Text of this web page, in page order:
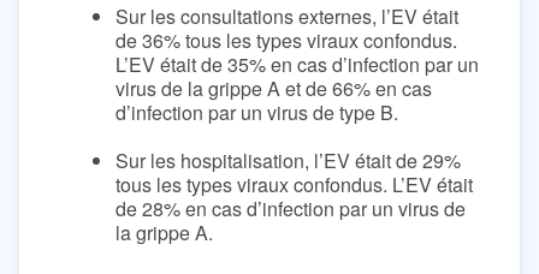
Sur les consultations externes, l’EV était
de 36% tous les types viraux confondus.
L’EV était de 35% en cas d’infection par un
virus de la grippe A et de 66% en cas
d’infection par un virus de type B.
Sur les hospitalisation, l’EV était de 29%
tous les types viraux confondus. L’EV était
de 28% en cas d’infection par un virus de
la grippe A.